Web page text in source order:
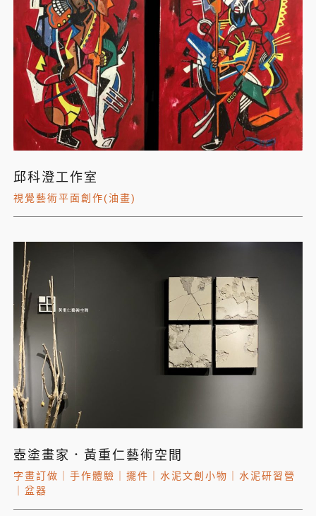
邱科澄工作室
視覺藝術平面創作(油畫)
壺塗畫家．黃重仁藝術空間
字畫訂做 手作體驗 擺件 水泥文創小物
水泥研習營
盆器